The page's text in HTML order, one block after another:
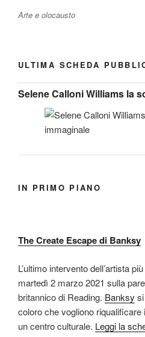
Arte e olocausto
ULTIMA SCHEDA
Selene Calloni Williams la
IN PRIMO PIANO
The Create Escape di Banksy
L’ultimo intervento dell’artista
martedì 2 marzo 2021 sulla
britannico di Reading. Banksy
coloro che vogliono
un centro culturale. Leggi la